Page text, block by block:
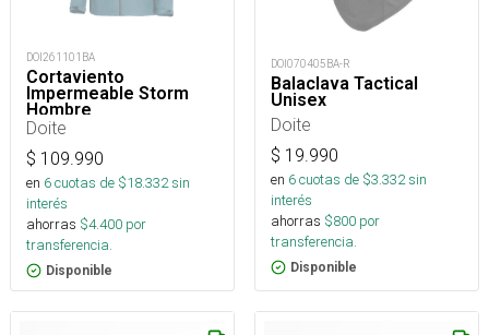
DOI261101BA
Cortaviento
Impermeable Storm
Hombre
Doite
$ 109.990
en 6cuotas de $18.332sin
interés
ahorras $4.400 por
transferencia.
Disponible
DOI070405BA-R
Balaclava Tactical
Unisex
Doite
$ 19.990
en 6cuotas de $3.332sin
interés
ahorras $800 por
transferencia.
Disponible